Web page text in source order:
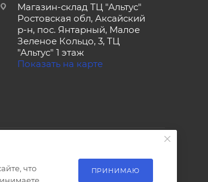
Магазин-склад ТЦ "Альтус"
Ростовская обл, Аксайский
р-н, пос. Янтарный, Малое
Зеленое Кольцо, 3, ТЦ
"Альтус" 1 этаж
Показать на карте
что
ПРИНИМАЮ